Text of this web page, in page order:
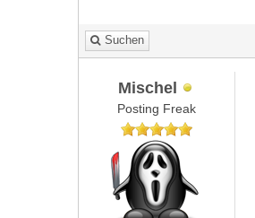
Suchen
Mischel
Posting Freak